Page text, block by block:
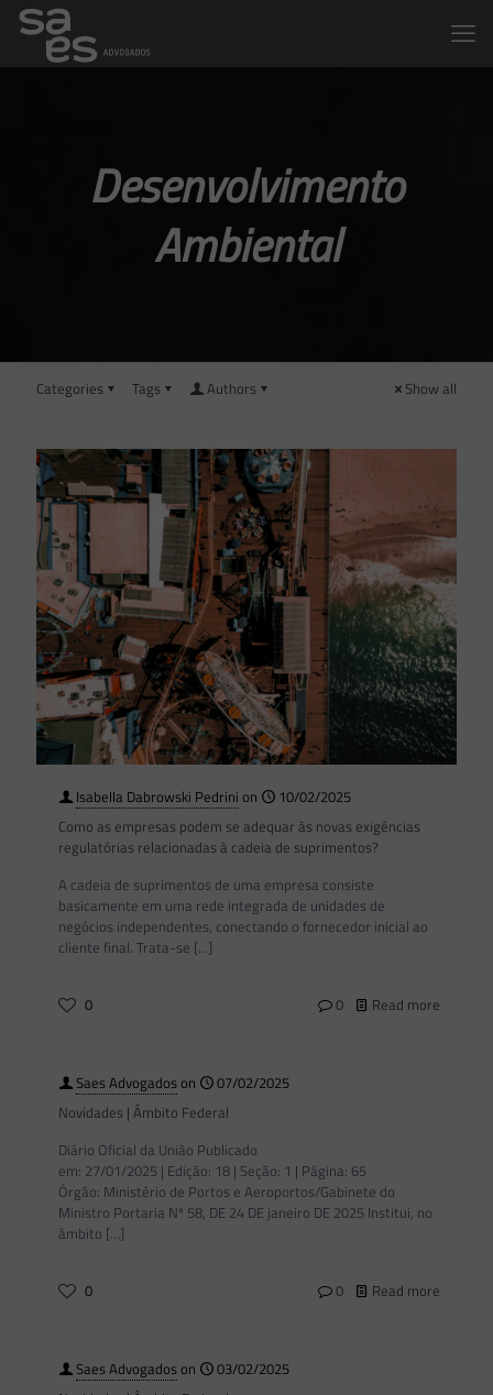
Desenvolvimento
Ambiental
Categories Tags Authors Show all
Isabella Dabrowski Pedrini on
10/02/2025
Como as empresas podem se adequar às novas exigências
regulatórias relacionadas à cadeia de suprimentos?
A cadeia de suprimentos de uma empresa consiste
basicamente em uma rede integrada de unidades de
negócios independentes, conectando o fornecedor inicial ao
cliente final. Trata-se […]
0 0 Read more
Saes Advogadoson
07/02/2025
Novidades | Âmbito Federal
Diário Oficial da União Publicado
em: 27/01/2025 | Edição: 18 | Seção: 1 | Página: 65
Órgão: Ministério de Portos e Aeroportos/Gabinete do
Ministro Portaria Nº 58, DE 24 DE janeiro DE 2025 Institui, no
âmbito […]
0 0 Read more
Saes Advogadoson
03/02/2025